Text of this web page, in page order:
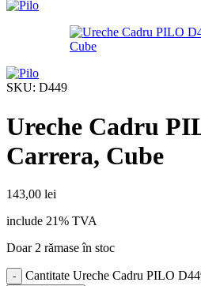
SKU: D449
Ureche Cadru
Carrera, Cube
143,00 lei
include 21% TVA
Doar 2 rămase în stoc
Cantitate Ureche Cadru PILO